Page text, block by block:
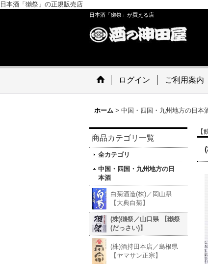
日本酒「獺祭」の正規販売店
日本酒「獺祭」が買える店
ログイン ご利用案内
ホーム > 中国・四国・九州地方の日本
商品カテゴリ一覧
全カテゴリ
中国・四国・九州地方の日
本酒
白菊酒造(株)／岡山県
【大典白菊】
(株)獺祭／山口県 【獺祭
(だっさい)】
(株)酒持田本店／島根県
【ヤマサン正宗】